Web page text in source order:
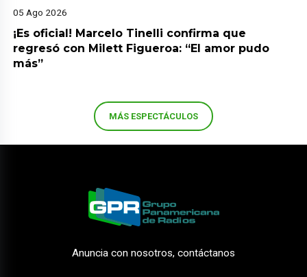
05 Ago 2026
¡Es oficial! Marcelo Tinelli confirma que
regresó con Milett Figueroa: “El amor pudo
más”
MÁS ESPECTÁCULOS
Anuncia con nosotros, contáctanos